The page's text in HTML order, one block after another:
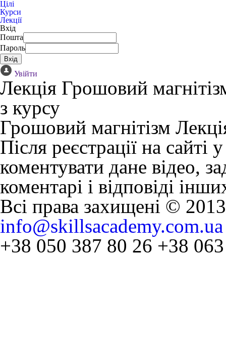
Цілі
Курси
Лекції
Вхід
Пошта
Пароль
Увійти
Лекція Грошовий
з курсу
Грошовий магнітізм
Після реєстрації на сайті
коментувати дане відео,
коментарі і відповіді
Всі права захищені ©
info@skillsacademy.com.ua
+38 050 387 80 26 +38